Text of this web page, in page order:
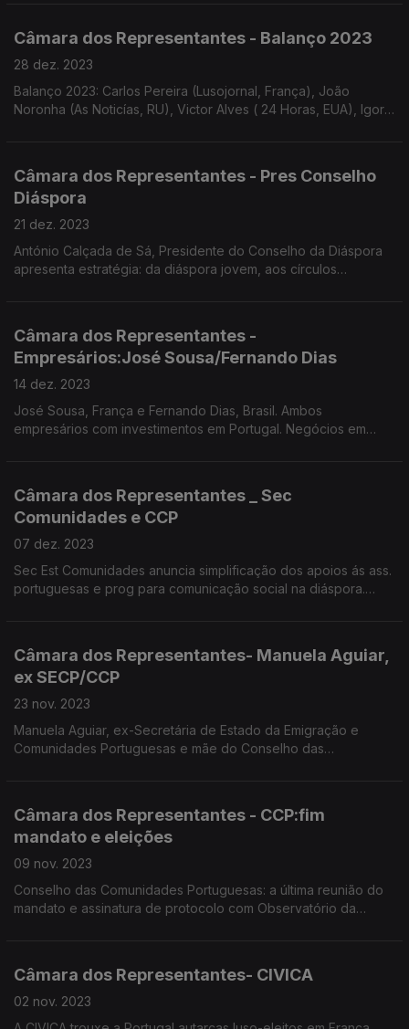
Câmara dos Representantes - Balanço 2023
28 dez. 2023
Balanço 2023: Carlos Pereira (Lusojornal, França), João
Noronha (As Noticías, RU), Victor Alves ( 24 Horas, EUA), Igor
Câmara dos Representantes - Pres Conselho
Diáspora
21 dez. 2023
António Calçada de Sá, Presidente do Conselho da Diáspora
apresenta estratégia: da diáspora jovem, aos círculos
Câmara dos Representantes -
Empresários:José Sousa/Fernando Dias
14 dez. 2023
José Sousa, França e Fernando Dias, Brasil. Ambos
empresários com investimentos em Portugal. Negócios em
Câmara dos Representantes _ Sec
Comunidades e CCP
07 dez. 2023
Sec Est Comunidades anuncia simplificação dos apoios ás ass.
portuguesas e prog para comunicação social na diáspora.
Câmara dos Representantes- Manuela Aguiar,
ex SECP/CCP
23 nov. 2023
Manuela Aguiar, ex-Secretária de Estado da Emigração e
Comunidades Portuguesas e mãe do Conselho das
Câmara dos Representantes - CCP:fim
mandato e eleições
09 nov. 2023
Conselho das Comunidades Portuguesas: a última reunião do
mandato e assinatura de protocolo com Observatório da
Câmara dos Representantes- CIVICA
02 nov. 2023